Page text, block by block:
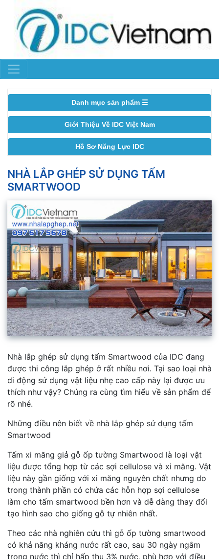
Danh mục sản phẩm ☰
Giới Thiệu Về IDC Việt Nam
Hồ Sơ Năng Lực IDC
NHÀ LẮP GHÉP SỬ DỤNG TẤM
SMARTWOOD
Nhà lắp ghép sử dụng tấm Smartwood của IDC đang
được thi công lắp ghép ở rất nhiều nơi. Tại sao loại nhà
di động sử dụng vật liệu nhẹ cao cấp này lại được ưu
thích như vậy? Chúng ra cùng tìm hiểu về sản phẩm để
rõ nhé.
Những điều nên biết về nhà lắp ghép sử dụng tấm
Smartwood
Tấm xi măng giả gỗ ốp tường Smartwood là loại vật
liệu được tổng hợp từ các sợi cellulose và xi măng. Vật
liệu này gần giống với xi măng nguyên chất nhưng do
trong thành phần có chứa các hỗn hợp sợi cellulose
làm cho tấm smartwood bền hơn và dễ dàng thay đổi
tạo hình sao cho giống gỗ tự nhiên nhất.
Theo các nhà nghiên cứu thì gỗ ốp tường smartwood
có khả năng kháng nước rất cao, sau 30 ngày ngâm
trong nước thì chỉ hấp thụ 3% nước, phù hợp với điều